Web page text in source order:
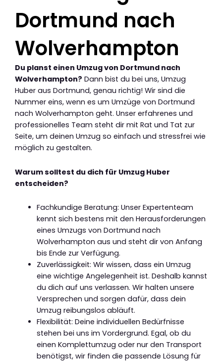
Dortmund nach
Wolverhampton
Du planst einen Umzug von Dortmund nach
Wolverhampton? Dann bist du bei uns, Umzug
Huber aus Dortmund, genau richtig! Wir sind die
Nummer eins, wenn es um Umzüge von Dortmund
nach Wolverhampton geht. Unser erfahrenes und
professionelles Team steht dir mit Rat und Tat zur
Seite, um deinen Umzug so einfach und stressfrei wie
möglich zu gestalten.
Warum solltest du dich für Umzug Huber
entscheiden?
Fachkundige Beratung: Unser Expertenteam
kennt sich bestens mit den Herausforderungen
eines Umzugs von Dortmund nach
Wolverhampton aus und steht dir von Anfang
bis Ende zur Verfügung.
Zuverlässigkeit: Wir wissen, dass ein Umzug
eine wichtige Angelegenheit ist. Deshalb kannst
du dich auf uns verlassen. Wir halten unsere
Versprechen und sorgen dafür, dass dein
Umzug reibungslos abläuft.
Flexibilität: Deine individuellen Bedürfnisse
stehen bei uns im Vordergrund. Egal, ob du
einen Komplettumzug oder nur den Transport
benötigst, wir finden die passende Lösung für